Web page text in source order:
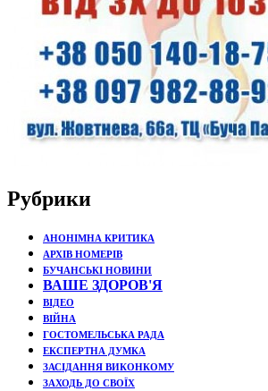
Рубрики
АНОНІМНА КРИТИКА
АРХІВ НОМЕРІВ
БУЧАНСЬКІ НОВИНИ
ВАШЕ ЗДОРОВ'Я
ВІДЕО
ВІЙНА
ГОСТОМЕЛЬСЬКА РАДА
ЕКСПЕРТНА ДУМКА
ЗАСІДАННЯ ВИКОНКОМУ
ЗАХОДЬ ДО СВОЇХ